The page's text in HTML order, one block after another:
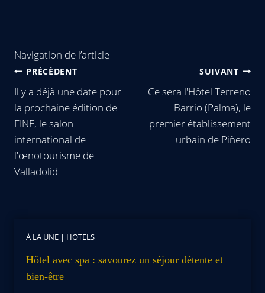
Navigation de l’article
PRÉCÉDENT
Il y a déjà une date pour
la prochaine édition de
FINE, le salon
international de
l'œnotourisme de
Valladolid
SUIVANT
Ce sera l'Hôtel Terreno
Barrio (Palma), le
premier établissement
urbain de Piñero
À LA UNE | HOTELS
Hôtel avec spa : savourez un séjour détente et
bien-être